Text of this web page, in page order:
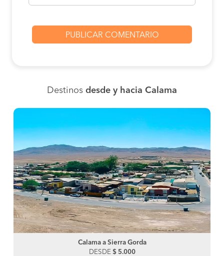
Destinos desde y hacia Calama
Calama a Sierra Gorda
DESDE $ 5.000